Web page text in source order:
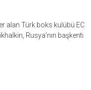
alan Türk boks kulübü EC
Rusya’nın başkenti